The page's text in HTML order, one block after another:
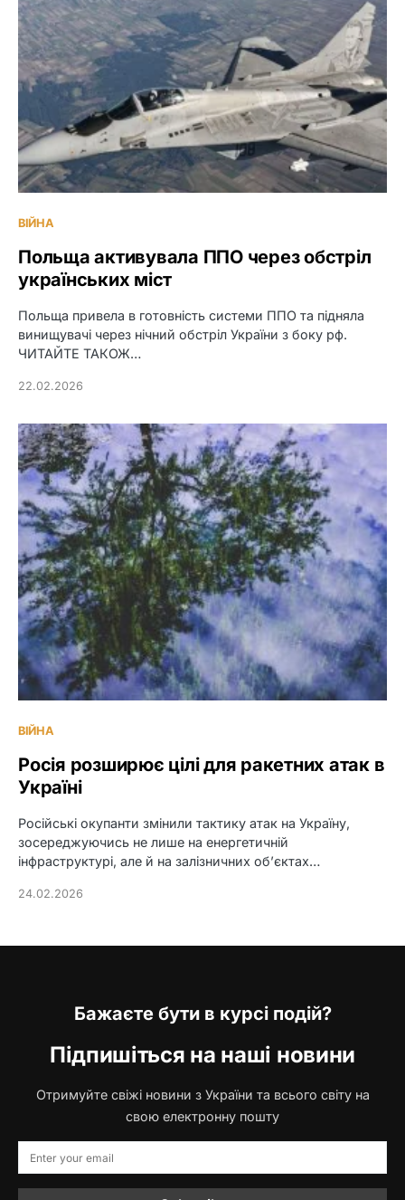
ВІЙНА
Польща активувала ППО через обстріл
українських міст
Польща привела в готовність системи ППО та підняла
винищувачі через нічний обстріл України з боку рф.
ЧИТАЙТЕ ТАКОЖ…
22.02.2026
ВІЙНА
Росія розширює цілі для ракетних атак в
Україні
Російські окупанти змінили тактику атак на Україну,
зосереджуючись не лише на енергетичній
інфраструктурі, але й на залізничних об’єктах…
24.02.2026
Бажаєте бути в курсі подій?
Підпишіться на наші новини
Отримуйте свіжі новини з України та всього світу на
свою електронну пошту